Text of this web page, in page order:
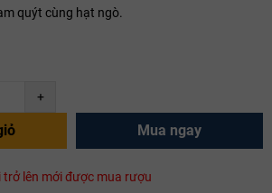
quýt cùng hạt ngò.
+
Mua ngay
lên mới được mua rượu